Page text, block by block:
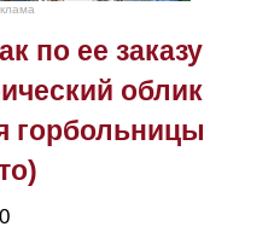
по ее заказу
облик
горбольницы